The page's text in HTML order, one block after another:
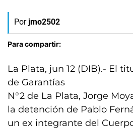
Por jmo2502
Para compartir:
La Plata, jun 12 (DIB).- El
de Garantías
N°2 de La Plata, Jorge
la detención de Pablo
un ex integrante del